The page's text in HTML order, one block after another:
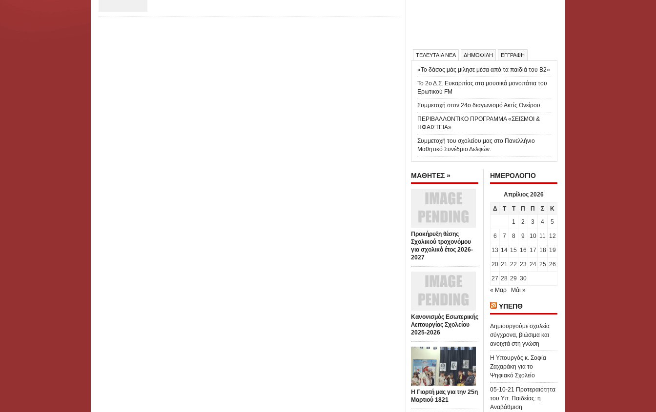
ΤΕΛΕΥΤΑΙΑ ΝΕΑ ΔΗΜΟΦΙΛΗ ΕΓΓΡΑΦΗ
«Το δάσος μάς μίλησε μέσα από τα παιδιά του Β2»
Το 2ο Δ.Σ. Ευκαρπίας στα μουσικά μονοπάτια του
Ερωτικού FM
Συμμετοχή στον 24ο διαγωνισμό Ακτίς Ονείρου.
ΠΕΡΙΒΑΛΛΟΝΤΙΚΟ ΠΡΟΓΡΑΜΜΑ «ΣΕΙΣΜΟΙ &
ΗΦΑΙΣΤΕΙΑ»
Συμμετοχή του σχολείου μας στο Πανελλήνιο
Μαθητικό Συνέδριο Δελφών.
ΜΑΘΗΤΕΣ »
Προκήρυξη θέσης
Σχολικού τροχονόμου
για σχολικό έτος 2026-
2027
Κανονισμός Εσωτερικής
Λειτουργίας Σχολείου
2025-2026
Η Γιορτή μας για την 25η
Μαρτιού 1821
ΗΜΕΡΟΛΟΓΙΟ
Απρίλιος 2026
Δ Τ Τ Π Π Σ
Κ
1
2 3 4 5
6 7 8 9 10 11 12
13 14 15 16 17 18 19
20 21 22 23 24 25 26
27 28 29 30
« Μαρ
Μάι »
ΥΠΕΠΘ
Δημιουργούμε σχολεία
σύγχρονα, βιώσιμα και
ανοιχτά στη γνώση
Η Υπουργός κ. Σοφία
Ζαχαράκη για το
Ψηφιακό Σχολείο
05-10-21 Προτεραιότητα
του Υπ. Παιδείας: η
Αναβάθμιση